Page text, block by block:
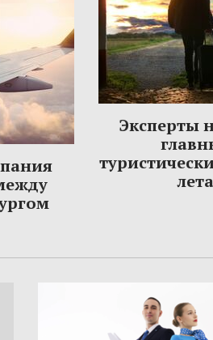
Эксперты
лета